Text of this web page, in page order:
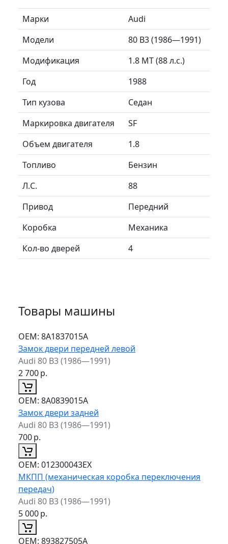
Марки
Audi
Модели
80 B3 (1986—1991)
Модификация
1.8 MT (88 л.с.)
Год
1988
Тип кузова
Седан
Маркировка двигателя
SF
Объем двигателя
1.8
Топливо
Бензин
Л.C.
88
Привод
Передний
Коробка
Механика
Кол-во дверей
4
Товары машины
ОЕМ: 8A1837015A
Замок двери передней левой
Audi 80 B3 (1986—1991)
2 700р.
ОЕМ: 8A0839015A
Замок двери задней
Audi 80 B3 (1986—1991)
700р.
ОЕМ: 012300043EX
МКПП (механическая коробка переключения
передач)
Audi 80 B3 (1986—1991)
5 000р.
ОЕМ: 893827505A